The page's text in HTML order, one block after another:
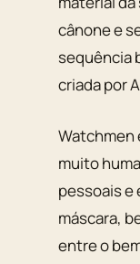
cânone e
sequência
criada por
Watchmen
muito
pessoais e
máscara,
entre o